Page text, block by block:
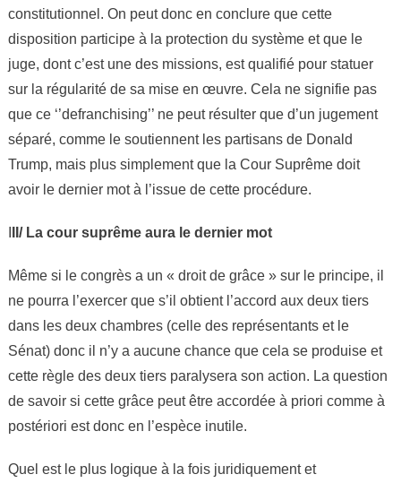
constitutionnel. On peut donc en conclure que cette
disposition participe à la protection du système et que le
juge, dont c’est une des missions, est qualifié pour statuer
sur la régularité de sa mise en œuvre. Cela ne signifie pas
que ce ‘’defranchising’’ ne peut résulter que d’un jugement
séparé, comme le soutiennent les partisans de Donald
Trump, mais plus simplement que la Cour Suprême doit
avoir le dernier mot à l’issue de cette procédure.
II/ La cour suprême aura le dernier mot
Même si le congrès a un « droit de grâce » sur le principe, il
ne pourra l’exercer que s’il obtient l’accord aux deux tiers
dans les deux chambres (celle des représentants et le
Sénat) donc il n’y a aucune chance que cela se produise et
cette règle des deux tiers paralysera son action. La question
de savoir si cette grâce peut être accordée à priori comme à
postériori est donc en l’espèce inutile.
Quel est le plus logique à la fois juridiquement et